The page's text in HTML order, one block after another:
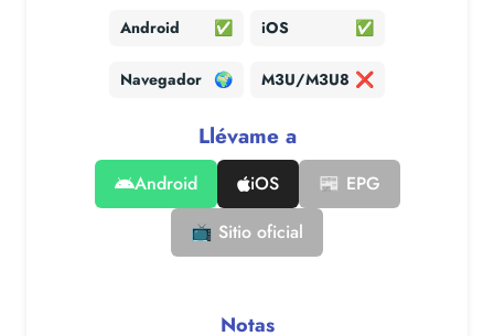
Android ✅ iOS ✅
Navegador 🌍 M3U/M3U8 ❌
Llévame a
Android iOS
📰 EPG
📺 Sitio oficial
Notas